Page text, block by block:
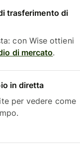
trasferimento di
con Wise ottieni
di mercato.
in diretta
per vedere come